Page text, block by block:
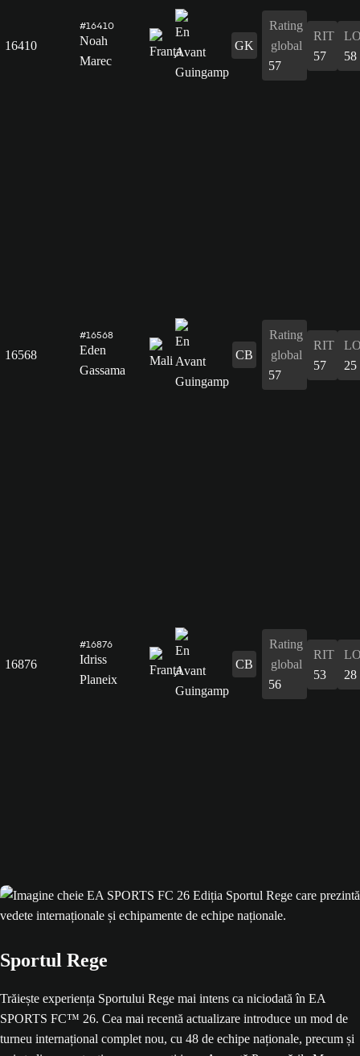
16410
#16410
Noah
Marec
GK
Rating
global
57
RIT
57
58
16568
#16568
Eden
Gassama
CB
Rating
global
57
RIT
57
25
16876
#16876
Idriss
Planeix
CB
Rating
global
56
RIT
53
28
Sportul Rege
Trăiește experiența Sportului Rege mai intens ca niciodată în EA
SPORTS FC™ 26. Cea mai recentă actualizare introduce un mod de
turneu internațional complet nou, cu 48 de echipe naționale, precum și